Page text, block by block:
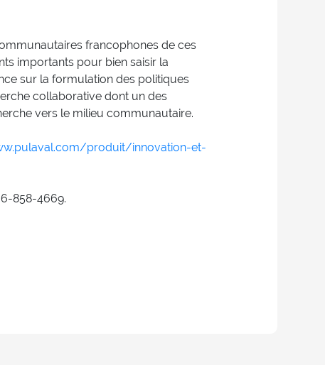
francophones de ces
importants pour bien saisir la
sur la formulation des politiques
collaborative dont un des
vers le milieu communautaire.
produit/innovation-et-
858-4669.